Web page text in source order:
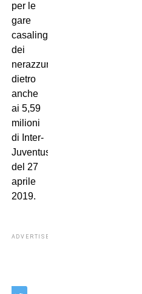
per le
gare
casalinghe
dei
nerazzurri,
dietro
anche
ai 5,59
milioni
di Inter-
Juventus
del 27
aprile
2019.
ADVERTISEMENT